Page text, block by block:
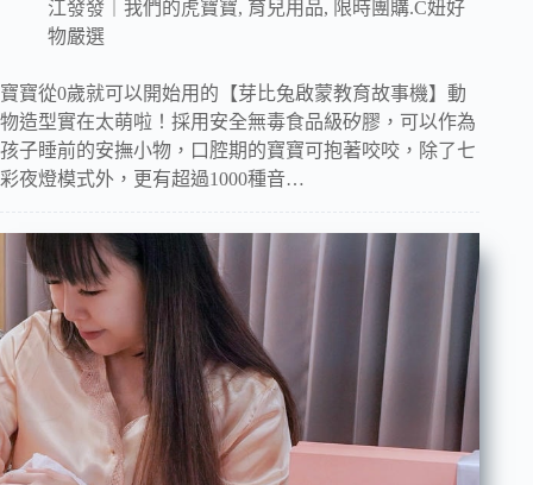
江發發｜我們的虎寶寶, 育兒用品, 限時團購.C妞好
物嚴選
寶寶從0歲就可以開始用的【芽比兔啟蒙教育故事機】動
物造型實在太萌啦！採用安全無毒食品級矽膠，可以作為
孩子睡前的安撫小物，口腔期的寶寶可抱著咬咬，除了七
彩夜燈模式外，更有超過1000種音…